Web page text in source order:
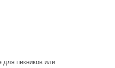
для пикников или